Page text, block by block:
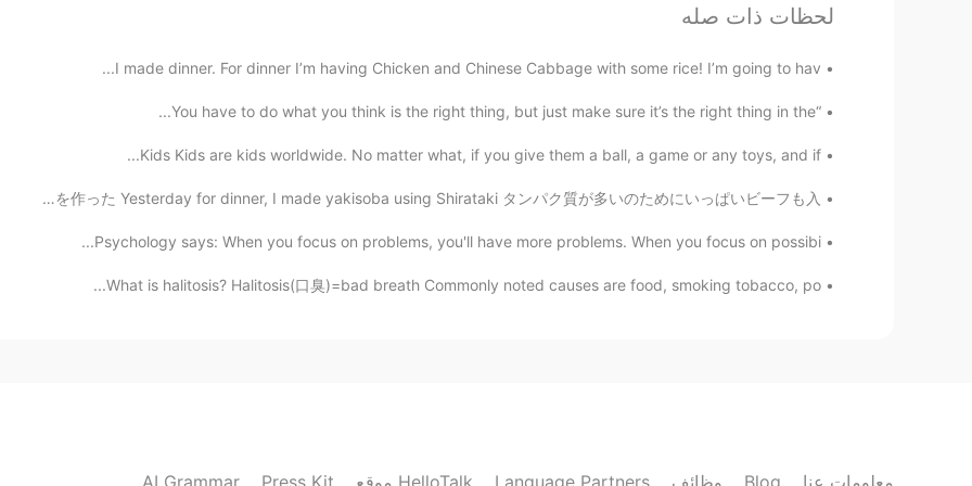
sora
今日の勉強が終わった後にジム に筋トレした
今日の勉強が終わった後にジムで筋トレした
ジムには普通より人が少なかったので、楽で良い運動が出来た
ジムには普通より人が少なかったので、楽に 良い運動が出来た
لحظات ذات صله
I made dinner. For dinner I’m having Chicken and Chinese Cabbage with some rice! I’m going to hav...
“You have to do what you think is the right thing, but just make sure it’s the right thing in the...
Kids Kids are kids worldwide. No matter what, if you give them a ball, a game or any toys, and if...
昨日の夕食にしらたきの焼きそばを作った Yesterday for dinner, I made yakisoba using Shirataki タンパク質が多いのためにいっぱいビーフも入...
Psychology says: When you focus on problems, you'll have more problems. When you focus on possibi...
What is halitosis? Halitosis(口臭)=bad breath Commonly noted causes are food, smoking tobacco, po...
AI Grammar Press Kit موقع HelloTalk Language Partners وظائف Blog معلومات عنا